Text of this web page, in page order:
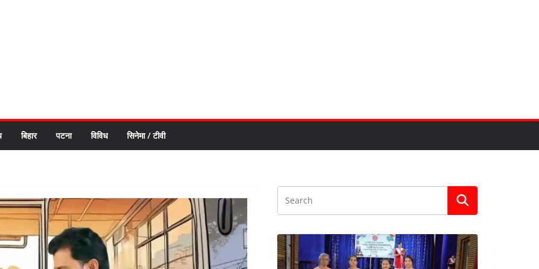
बिहार पटना विविध सिनेमा / टीवी